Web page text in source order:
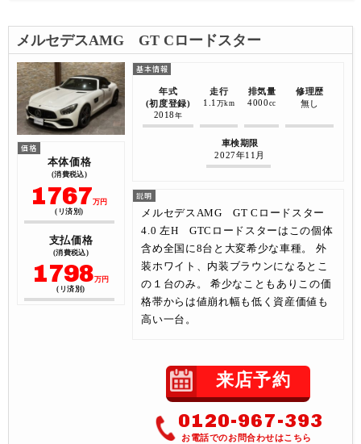
メルセデスAMG GT Cロードスター
本体価格
(消費税込)
1767万円
(リ済別)
支払価格
(消費税込)
1798万円
(リ済別)
年式
(初度登録)
2018 年
走行
1.1 万km
排気量
4000 cc
修理歴
無し
車検期限
2027年11月
メルセデスAMG GT Cロードスター
4.0 左H GTCロードスターはこの個体
含め全国に8台と大変希少な車種。 外
装ホワイト、内装ブラウンになるとこ
の１台のみ。 希少なこともありこの価
格帯からは値崩れ幅も低く資産価値も
高い一台。
来店予約
0120-967-393
お電話でのお問合わせはこちら